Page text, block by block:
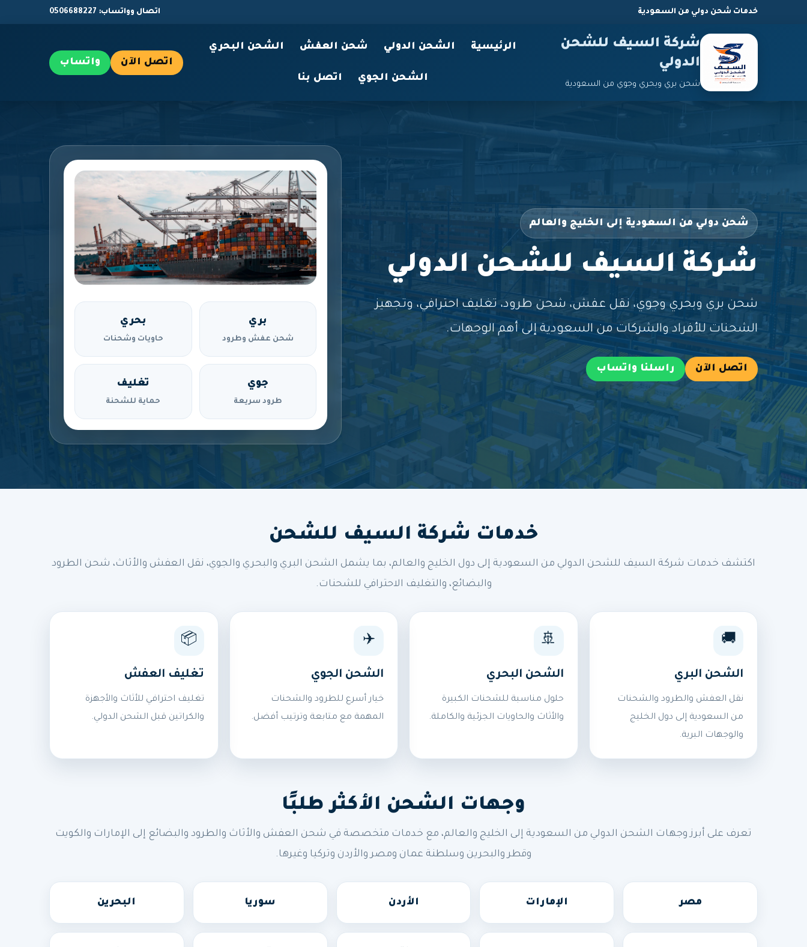
خدمات شحن دولي من السعودية اتصال وواتساب: 0506688227
شركة السيف للشحن
الدولي
شحن بري وبحري وجوي من السعودية
الرئيسية الشحن الدولي شحن العفش الشحن البحري
الشحن الجوي اتصل بنا
اتصل الآن واتساب
شحن دولي من السعودية إلى الخليج والعالم
شركة السيف للشحن الدولي
شحن بري وبحري وجوي، نقل عفش، شحن طرود، تغليف احترافي، وتجهيز
الشحنات للأفراد والشركات من السعودية إلى أهم الوجهات.
اتصل الآن راسلنا واتساب
بري
شحن عفش وطرود
بحري
حاويات وشحنات
جوي
طرود سريعة
تغليف
حماية للشحنة
خدمات شركة السيف للشحن
اكتشف خدمات شركة السيف للشحن الدولي من السعودية إلى دول الخليج والعالم، بما يشمل الشحن البري والبحري والجوي، نقل العفش والأثاث، شحن الطرود
والبضائع، والتغليف الاحترافي للشحنات.
🚚
الشحن البري
نقل العفش والطرود والشحنات
من السعودية إلى دول الخليج
والوجهات البرية.
🚢
الشحن البحري
حلول مناسبة للشحنات الكبيرة
والأثاث والحاويات الجزئية والكاملة.
✈️
الشحن الجوي
خيار أسرع للطرود والشحنات
المهمة مع متابعة وترتيب أفضل.
📦
تغليف العفش
تغليف احترافي للأثاث والأجهزة
والكراتين قبل الشحن الدولي.
وجهات الشحن الأكثر طلبًا
تعرف على أبرز وجهات الشحن الدولي من السعودية إلى الخليج والعالم، مع خدمات متخصصة في شحن العفش والأثاث والطرود والبضائع إلى الإمارات والكويت
وقطر والبحرين وسلطنة عمان ومصر والأردن وتركيا وغيرها.
مصر الإمارات الأردن سوريا البحرين